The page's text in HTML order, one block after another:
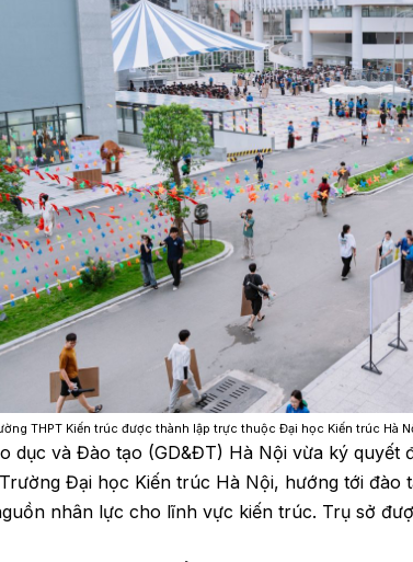
THPT Kiến trúc được thành lập trực thuộc Đại học Kiến trúc Hà
dục và Đào tạo (GD&ĐT) Hà Nội vừa ký
Đại học Kiến trúc Hà Nội, hướng tới đào
nhân lực cho lĩnh vực kiến trúc. Trụ sở